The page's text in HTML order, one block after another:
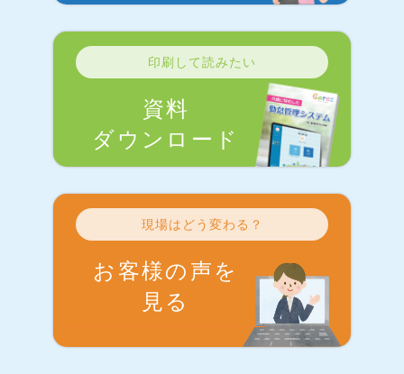
印刷して読みたい
資料
ダウンロード
現場はどう変わる？
お客様の声を
見る